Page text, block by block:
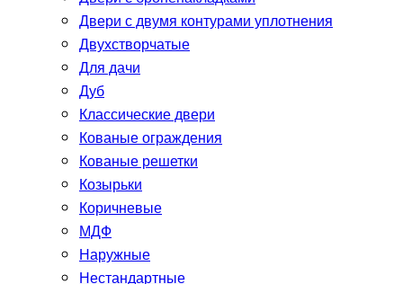
Двери с двумя контурами уплотнения
Двухстворчатые
Для дачи
Дуб
Классические двери
Кованые ограждения
Кованые решетки
Козырьки
Коричневые
МДФ
Наружные
Нестандартные